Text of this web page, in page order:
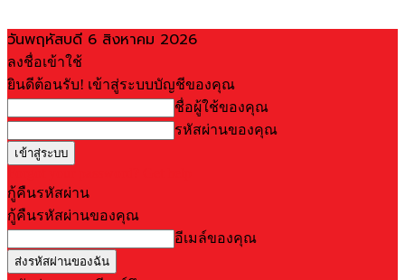
วันพฤหัสบดี 6 สิงหาคม 2026
ลงชื่อเข้าใช้
ยินดีต้อนรับ! เข้าสู่ระบบบัญชีของคุณ
ชื่อผู้ใช้ของคุณ
รหัสผ่านของคุณ
กู้คืนรหัสผ่าน
กู้คืนรหัสผ่านของคุณ
อีเมล์ของคุณ